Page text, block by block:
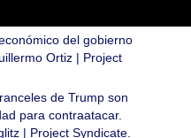
del gobierno
Ortiz | Project
de Trump son
para contraatacar.
| Project Syndicate.